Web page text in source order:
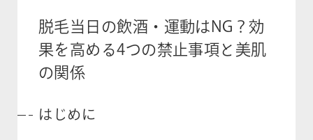
脱毛当日の飲酒・運動はNG？効
果を高める4つの禁止事項と美肌
の関係
はじめに